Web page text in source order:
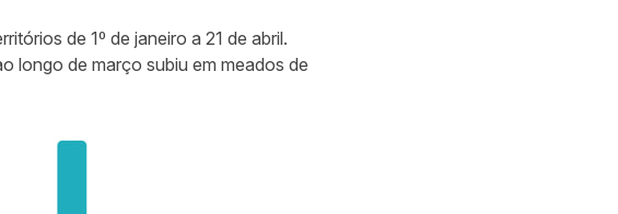
de 1º de janeiro a 21 de abril.
longo de março subiu em meados de